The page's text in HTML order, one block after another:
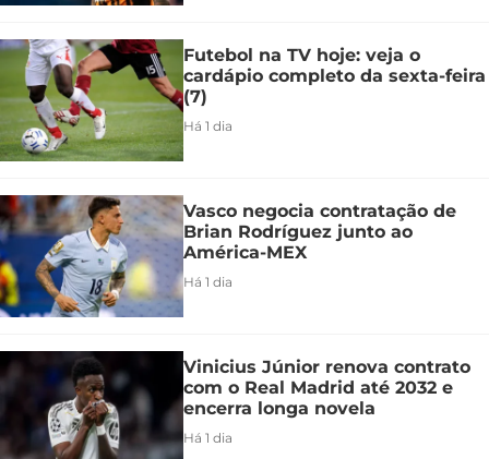
Futebol na TV hoje: veja o
cardápio completo da sexta-feira
(7)
Há 1 dia
Vasco negocia contratação de
Brian Rodríguez junto ao
América-MEX
Há 1 dia
Vinicius Júnior renova contrato
com o Real Madrid até 2032 e
encerra longa novela
Há 1 dia